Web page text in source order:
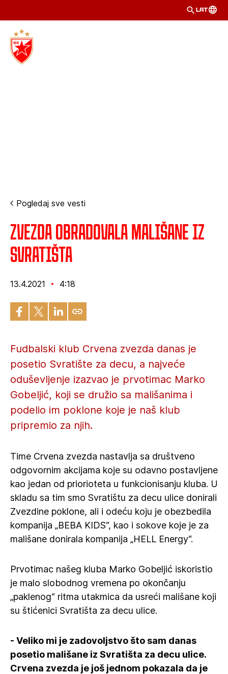
LAT
Pogledaj sve vesti
Zvezda obradovala mališane iz
Svratišta
13.4.2021 4:18
Fudbalski klub Crvena zvezda danas je
posetio Svratište za decu, a najveće
oduševljenje izazvao je prvotimac Marko
Gobeljić, koji se družio sa mališanima i
podelio im poklone koje je naš klub
pripremio za njih.
Time Crvena zvezda nastavlja sa društveno
odgovornim akcijama koje su odavno postavljene
kao jedan od priorioteta u funkcionisanju kluba. U
skladu sa tim smo Svratištu za decu ulice donirali
Zvezdine poklone, ali i odeću koju je obezbedila
kompanija „BEBA KIDS“, kao i sokove koje je za
mališane donirala kompanija „HELL Energy“.
Prvotimac našeg kluba Marko Gobeljić iskoristio
je malo slobodnog vremena po okončanju
„paklenog“ ritma utakmica da usreći mališane koji
su štićenici Svratišta za decu ulice.
- Veliko mi je zadovoljstvo što sam danas
posetio mališane iz Svratišta za decu ulice.
Crvena zvezda je još jednom pokazala da je